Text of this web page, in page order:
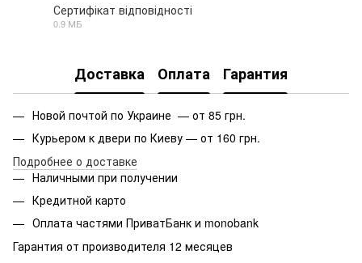
Сертифікат відповідності
0.9 МБ
Доставка Оплата Гарантия
Новой почтой по Украине — от 85 грн.
Курьером к двери по Киеву — от 160 грн.
Подробнее о доставке
Наличными при получении
Кредитной карто
Оплата частями ПриватБанк и monobank
Гарантия от производителя 12 месяцев